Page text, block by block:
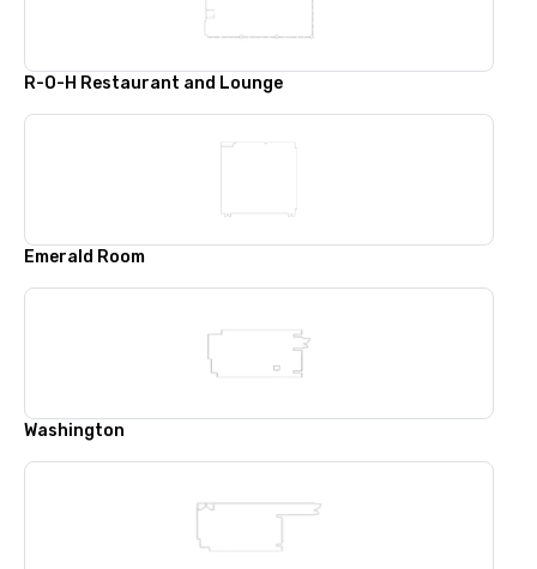
R-O-H Restaurant and Lounge
Emerald Room
Washington